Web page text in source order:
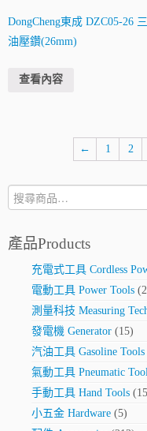
DongCheng東成 DZC05-26
油壓鑽(26mm)
查看內容
← 1 2
搜
尋:
產品Products
充電式工具 Cordless
電動工具 Power Tools
測量科技 Measuring
發電機 Generator (15)
汽油工具 Gasoline Tools
氣動工具 Pneumatic
手動工具 Hand Tools
小五金 Hardware (5)